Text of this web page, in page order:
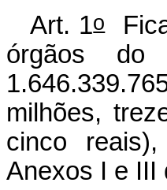
Art. 1oFica
órgãos
milhões,
cinco
Anexos I e III